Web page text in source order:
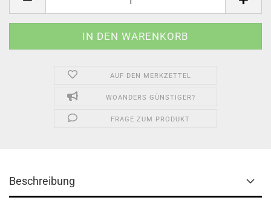
AUF DEN MERKZETTEL
WOANDERS GÜNSTIGER?
FRAGE ZUM PRODUKT
Beschreibung